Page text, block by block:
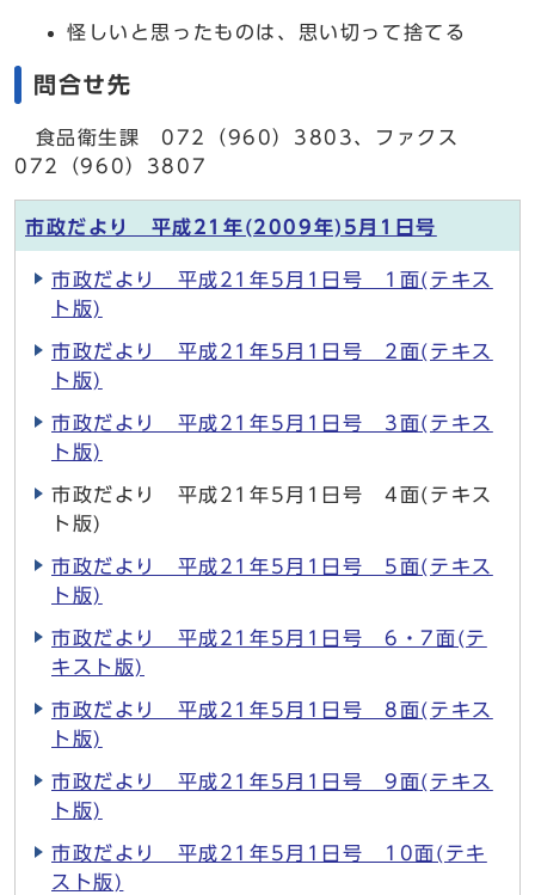
怪しいと思ったものは、思い切って捨てる
問合せ先
食品衛生課 072（960）3803、ファクス
072（960）3807
市政だより 平成21年(2009年)5月1日号
市政だより 平成21年5月1日号 1面(テキス
ト版)
市政だより 平成21年5月1日号 2面(テキス
ト版)
市政だより 平成21年5月1日号 3面(テキス
ト版)
市政だより 平成21年5月1日号 4面(テキス
ト版)
市政だより 平成21年5月1日号 5面(テキス
ト版)
市政だより 平成21年5月1日号 6・7面(テ
キスト版)
市政だより 平成21年5月1日号 8面(テキス
ト版)
市政だより 平成21年5月1日号 9面(テキス
ト版)
市政だより 平成21年5月1日号 10面(テキ
スト版)